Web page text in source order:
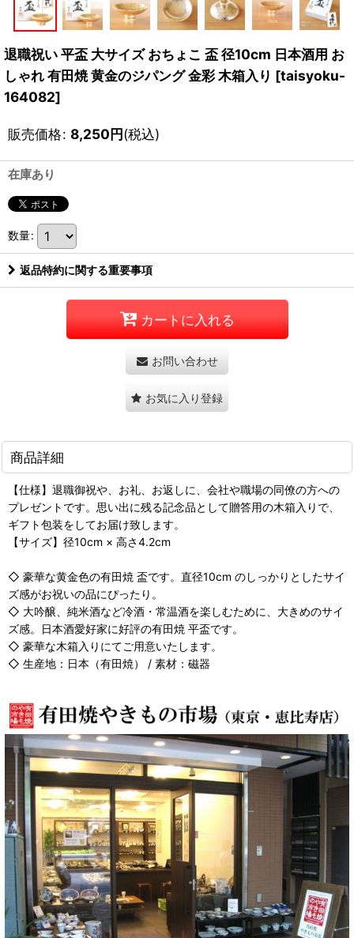
退職祝い 平盃 大サイズ おちょこ 盃 径10cm 日本酒用 お
しゃれ 有田焼 黄金のジパング 金彩 木箱入り [taisyoku-
164082]
販売価格: 8,250円(税込)
在庫あり
数量:
返品特約に関する重要事項
カートに入れる
お問い合わせ
お気に入り登録
商品詳細
【仕様】退職御祝や、お礼、お返しに、会社や職場の同僚の方への
プレゼントです。思い出に残る記念品として贈答用の木箱入りで、
ギフト包装をしてお届け致します。
【サイズ】径10cm × 高さ4.2cm
◇ 豪華な黄金色の有田焼 盃です。直径10cm のしっかりとしたサイ
ズ感がお祝いの品にぴったり。
◇ 大吟醸、純米酒など冷酒・常温酒を楽しむために、大きめのサイ
ズ感。日本酒愛好家に好評の有田焼 平盃です。
◇ 豪華な木箱入りにてご用意いたします。
◇ 生産地：日本（有田焼） / 素材：磁器